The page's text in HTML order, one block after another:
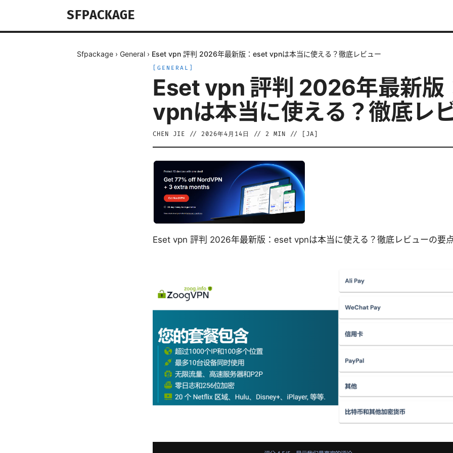
SFPACKAGE
Sfpackage › General › Eset vpn 評判 2026年最新版：eset vpnは本当に使える？徹底レビュー
GENERAL
Eset vpn 評判 2026年最新版
vpnは本当に使える？徹底レ
CHEN JIE // 2026年4月14日 // 2 MIN // [ JA
Eset vpn 評判 2026年最新版：eset vpnは本当に使える？徹底レビューの要